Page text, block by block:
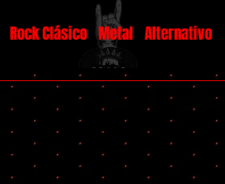
Rock Clásico Metal Alternativo